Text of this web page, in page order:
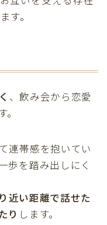
す。
、飲み会から恋愛
連帯感を抱いてい
歩を踏み出しにく
近い距離で話せた
り します。